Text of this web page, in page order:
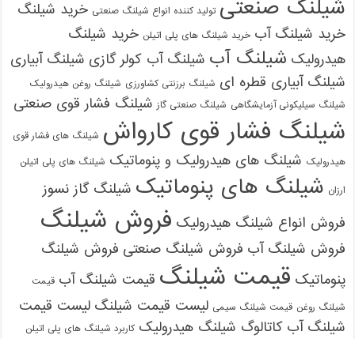
شیلنگ صنعتی تولید کننده انواع شیلنگ صنعتی خرید شیلنگ
خرید شیلنگ آب خرید شیلنگ های پلی اتیلن خرید شیلنگ
هیدرولیک شیلنگ آب شیلنگ آب کولر گازی شیلنگ آبیاری
شیلنگ آبیاری قطره ای شیلنگ برزنتی کشاورزی شیلنگ روغن هیدرولیک
شیلنگ سیلیکونی آزمایشگاهی شیلنگ صنعتی گاز شیلنگ فشار قوی صنعتی
شیلنگ فشار قوی کارواش شیلنگ های فشار قوی
هیدرولیک شیلنگ های هیدرولیک و پنوماتیک شیلنگ های پلی اتیلن
ارزان شیلنگ های پنوماتیک شیلنگ گاز نسوز
فروش انواع شیلنگ هیدرولیک فروش شیلنگ
فروش شیلنگ آب فروش شیلنگ صنعتی فروش شیلنگ
پنوماتیک قیمت شیلنگ قیمت شیلنگ آب قیمت
شیلنگ روغن قیمت شیلنگ سیمی لیست قیمت شیلنگ لیست قیمت
شیلنگ آب کاتالوگ شیلنگ هیدرولیک کاربرد شیلنگ های پلی اتیلن